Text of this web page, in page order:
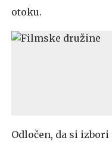
otoku.
Odločen, da si